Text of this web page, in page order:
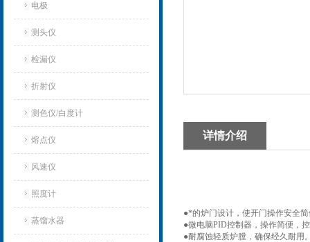
电极
测头仪
检漏仪
折射仪
测色仪/白度计
熔点仪
风速仪
照度计
蒸馏水器
详情介绍
●*的炉门设计，使开门操作安全
●微电脑PID控制器，操作简便，
●耐腐蚀轻质炉膛，确保经久耐用